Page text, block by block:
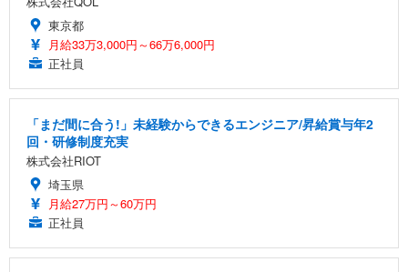
東京都
月給33万3,000円～66万6,000円
正社員
「まだ間に合う!」未経験からできるエンジニア/昇給賞与年2
回・研修制度充実
株式会社RIOT
埼玉県
月給27万円～60万円
正社員